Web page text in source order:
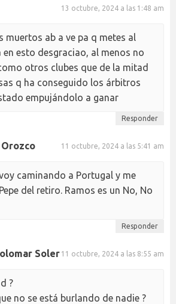
13 octubre, 2024 a las 1:48 am
muertos ab a ve pa q metes al
en esto desgraciao, al menos no
otros clubes que de la mitad
q ha conseguido los árbitros
empujándolo a ganar
Responder
11 octubre, 2024 a las 5:41 am
caminando a Portugal y me
del retiro. Ramos es un No, No
Responder
Soler 11 octubre, 2024 a las 8:55 am
?
no se está burlando de nadie ?